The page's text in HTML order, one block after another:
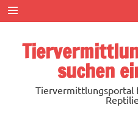
Zum
Inhalt
springen
suchen
Tiervermittlungsportal